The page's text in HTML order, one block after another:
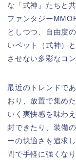
な「式神」たちと
ファンタジー
としつつ、自由度
いペット（式神）
させない多彩なコ
最近のトレンドで
おり、放置で集め
いく爽快感を味わ
封できたり、装備
ーの快適さを追求
間で手軽に強くな